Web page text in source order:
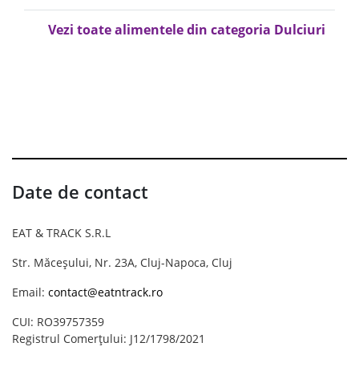
Vezi toate alimentele din categoria Dulciuri
Date de contact
EAT & TRACK S.R.L
Str. Măceșului, Nr. 23A, Cluj-Napoca, Cluj
Email: contact@eatntrack.ro
CUI: RO39757359
Registrul Comerțului: J12/1798/2021